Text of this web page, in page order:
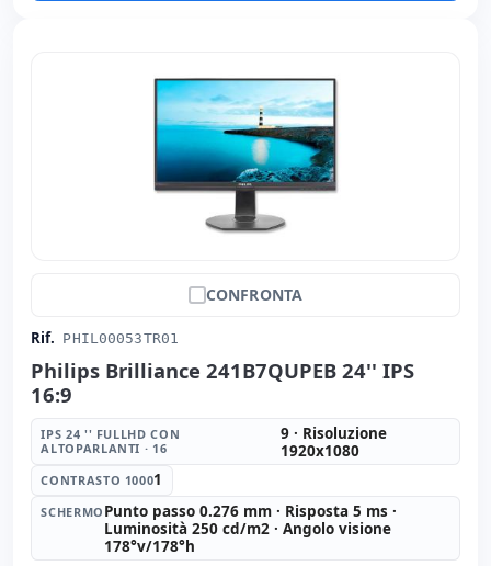
CONFRONTA
Rif. PHIL00053TR01
Philips Brilliance 241B7QUPEB 24'' IPS
16:9
IPS 24 '' FULLHD CON
ALTOPARLANTI · 16
9 · Risoluzione
1920x1080
CONTRASTO 10001
SCHERMO Punto passo 0.276 mm · Risposta 5 ms ·
Luminosità 250 cd/m2 · Angolo visione
178°v/178°h